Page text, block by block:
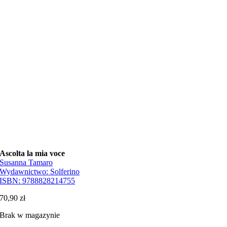
Ascolta la mia voce
Susanna Tamaro
Wydawnictwo: Solferino
ISBN:9788828214755
70,90zł
Brak w magazynie